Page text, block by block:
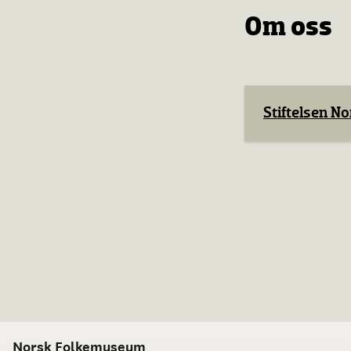
Om oss
Stiftelsen
Norsk Folkemuseum